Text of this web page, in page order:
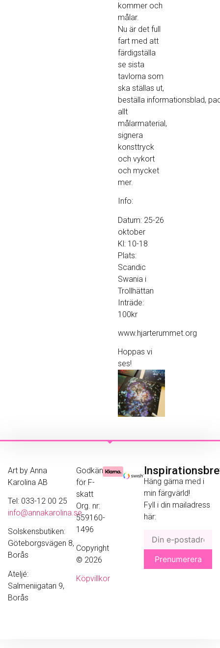
kommer och
målar.
Nu är det full
fart med att
färdigställa
se sista
tavlorna som
ska ställas ut,
beställa informationsblad,
allt
målarmaterial,
signera
konsttryck
och vykort
och mycket
mer.
Info:
Datum: 25-26
oktober
Kl: 10-18
Plats:
Scandic
Swania i
Trollhättan
Inträde:
100kr
www.hjarterummet.org
Hoppas vi
ses!
Art by Anna
Karolina AB
Tel: 033-12 00 25
info@annakarolina.se
Solskensbutiken:
Göteborgsvägen 8,
Borås
Ateljé:
Salmeniigatan 9,
Borås
Godkänd
för F-
skatt
Org. nr:
559160-
1496
Copyright
© 2026
Köpvillkor
Häng gärna med i
min färgvärld!
Fyll i din mailadress
här: